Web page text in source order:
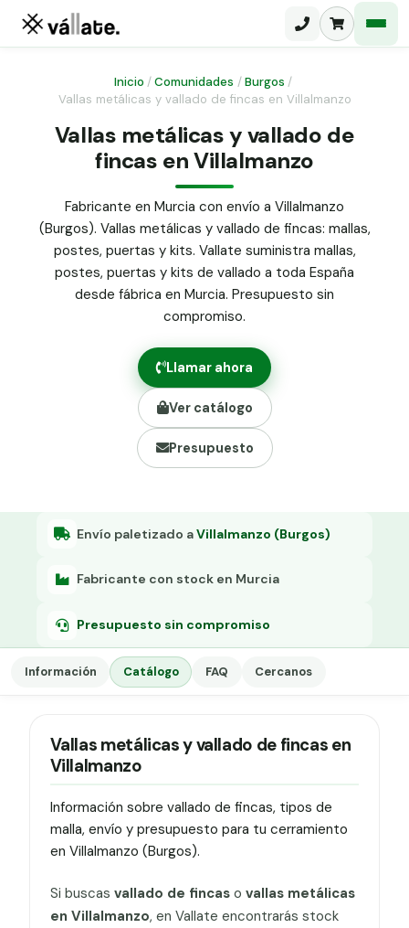
Malla ganadera
Malla simple torsión
Malla triple torsión
Panel malla H.
Puerta abatible dos hojas
Puerta acceso peatonal
Poste malla Hércules
Poste malla simple torsión
Alambre de espino galvanizado
Abrazadera PVC malla H.
Grapa malla H.
Grapadora
Tensor galvanizado
Inicio /Comunidades / Burgos /
Vallas metálicas y vallado de fincas en Villalmanzo
Vallas metálicas y vallado de
fincas en Villalmanzo
Fabricante en Murcia con envío a Villalmanzo
(Burgos). Vallas metálicas y vallado de fincas: mallas,
postes, puertas y kits. Vallate suministra mallas,
postes, puertas y kits de vallado a toda España
desde fábrica en Murcia. Presupuesto sin
compromiso.
Llamar ahora
Ver catálogo
Presupuesto
Envío paletizado aVillalmanzo (Burgos)
Fabricante con stock en Murcia
Presupuesto sin compromiso
Información Catálogo FAQ Cercanos
Vallas metálicas y vallado de fincas en
Villalmanzo
Información sobre vallado de fincas, tipos de
malla, envío y presupuesto para tu cerramiento
en Villalmanzo (Burgos).
Si buscas vallado de fincaso vallas metálicas
en Villalmanzo, en Vallate encontrarás stock